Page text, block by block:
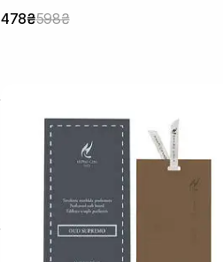
478₴598₴